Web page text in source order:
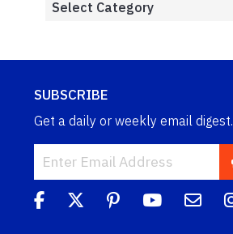
SUBSCRIBE
Get a daily or weekly email digest.